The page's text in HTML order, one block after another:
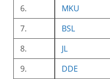
6.
MKU
7.
BSL
8.
JL
9.
DDE